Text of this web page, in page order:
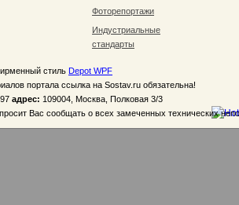
Фоторепортажи
Индустриальные
стандарты
стиль Depot WPF
портала ссылка на Sostav.ru обязательна!
адрес: 109004, Москва, Полковая 3/3
Вас сообщать о всех замеченных технических